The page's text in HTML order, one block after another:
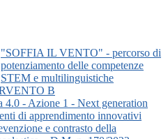
"SOFFIA IL VENTO" - percorso di
potenziamento delle competenze
STEM e multilinguistiche
B
4.0 - Azione 1 - Next generation
di apprendimento innovativi
e contrasto della